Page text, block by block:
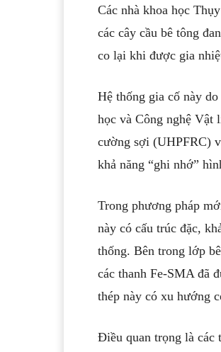
Các nhà khoa học
các cây cầu bê tông
co lại khi được gia
Hệ thống gia cố này
học và Công nghệ Vật
cường sợi (UHPFRC)
khả năng “ghi nhớ”
Trong phương pháp
này có cấu trúc đặc,
thống. Bên trong lớp
các thanh Fe-SMA đã
thép này có xu hướng
Điều quan trọng là các